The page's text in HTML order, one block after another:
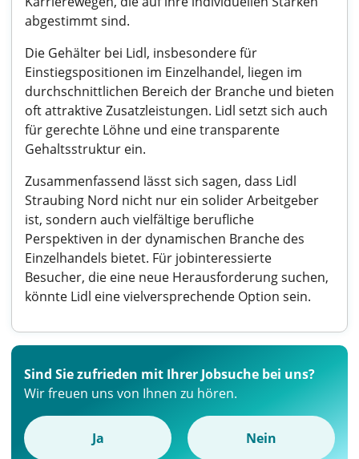
abgestimmt sind.
Die Gehälter bei Lidl, insbesondere für
Einstiegspositionen im Einzelhandel, liegen im
durchschnittlichen Bereich der Branche und bieten
oft attraktive Zusatzleistungen. Lidl setzt sich auch
für gerechte Löhne und eine transparente
Gehaltsstruktur ein.
Zusammenfassend lässt sich sagen, dass Lidl
Straubing Nord nicht nur ein solider Arbeitgeber
ist, sondern auch vielfältige berufliche
Perspektiven in der dynamischen Branche des
Einzelhandels bietet. Für jobinteressierte
Besucher, die eine neue Herausforderung suchen,
könnte Lidl eine vielversprechende Option sein.
Sind Sie zufrieden mit Ihrer Jobsuche bei uns?
Wir freuen uns von Ihnen zu hören.
Ja Nein